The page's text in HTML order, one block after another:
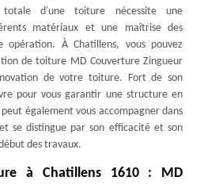
d'une toiture nécessite une
matériaux et une maîtrise des
opération. À Chatillens, vous pouvez
de toiture MD Couverture Zingueur
de votre toiture. Fort de son
pour vous garantir une structure en
également vous accompagner dans
se distingue par son efficacité et son
des travaux.
à Chatillens 1610 : MD